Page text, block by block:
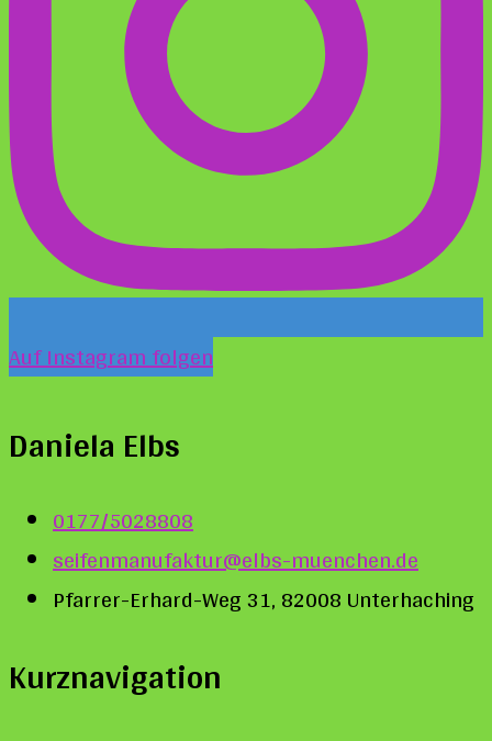
Auf Instagram folgen
Daniela Elbs
0177/5028808
seifenmanufaktur@elbs-muenchen.de
Pfarrer-Erhard-Weg 31, 82008 Unterhaching
Kurznavigation